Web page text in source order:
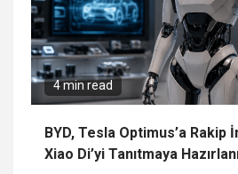
4 min read
BYD, Tesla Optimus’a Rakip
Xiao Di’yi Tanıtmaya